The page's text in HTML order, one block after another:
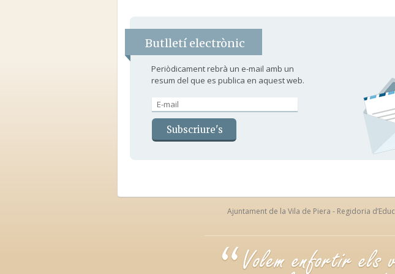
Butlletí electrònic
Periòdicament rebrà un e-mail amb un
resum del que es publica en aquest web.
Ajuntament de la Vila de Piera - Regidoria